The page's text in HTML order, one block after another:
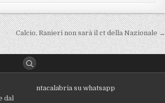
Calcio, Ranieri non sarà il ct della Nazionale →
dal
ntacalabria su whatsapp